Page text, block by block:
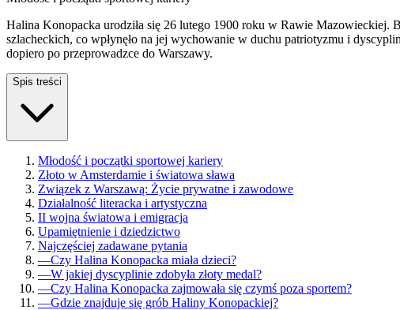
Halina Konopacka urodziła się 26 lutego 1900 roku w Rawie Mazowieckiej.
szlacheckich, co wpłynęło na jej wychowanie w duchu patriotyzmu i
dopiero po przeprowadzce do Warszawy.
Spis treści
Młodość i początki sportowej kariery
Złoto w Amsterdamie i światowa sława
Związek z Warszawą: Życie prywatne i zawodowe
Działalność literacka i artystyczna
II wojna światowa i emigracja
Upamiętnienie i dziedzictwo
Najczęściej zadawane pytania
—Czy Halina Konopacka miała dzieci?
—W jakiej dyscyplinie zdobyła złoty medal?
—Czy Halina Konopacka zajmowała się czymś poza sportem?
—Gdzie znajduje się grób Haliny Konopackiej?